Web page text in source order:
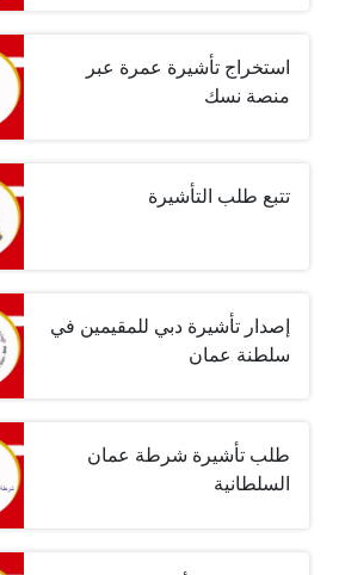
استخراج تأشيرة عمرة عبر
منصة نسك
تتبع طلب التأشيرة
إصدار تأشيرة دبي للمقيمين في
سلطنة عمان
طلب تأشيرة شرطة عمان
السلطانية